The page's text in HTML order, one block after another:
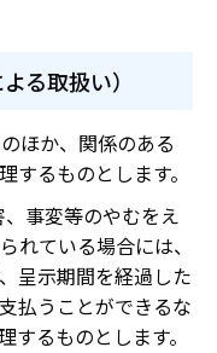
る取扱い）
ほか、関係のある
するものとします。
事変等のやむをえ
れている場合には、
呈示期間を経過した
払うことができるな
するものとします。